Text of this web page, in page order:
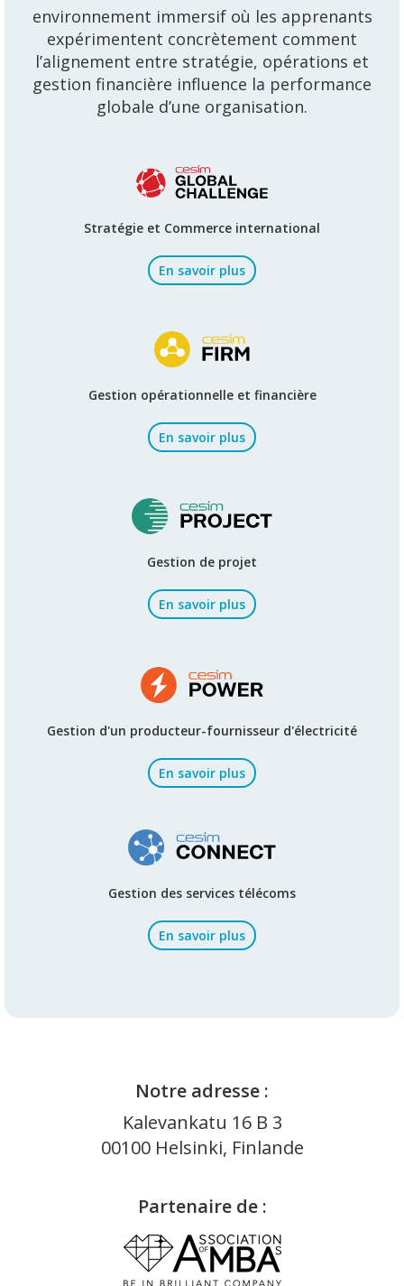
environnement immersif où les apprenants
expérimentent concrètement comment
l’alignement entre stratégie, opérations et
gestion financière influence la performance
globale d’une organisation.
Stratégie et Commerce international
En savoir plus
Gestion opérationnelle et financière
En savoir plus
Gestion de projet
En savoir plus
Gestion d'un producteur-fournisseur d'électricité
En savoir plus
Gestion des services télécoms
En savoir plus
Notre adresse :
Kalevankatu 16 B 3
00100 Helsinki, Finlande
Partenaire de :